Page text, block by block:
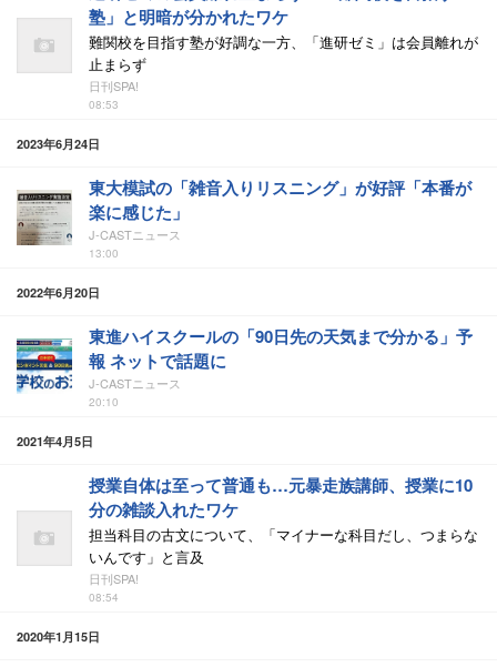
塾」と明暗が分かれたワケ
難関校を目指す塾が好調な一方、「進研ゼミ」は会員離れが
止まらず
日刊SPA!
08:53
2023年6月24日
東大模試の「雑音入りリスニング」が好評「本番が
楽に感じた」
J-CASTニュース
13:00
2022年6月20日
東進ハイスクールの「90日先の天気まで分かる」予
報 ネットで話題に
J-CASTニュース
20:10
2021年4月5日
授業自体は至って普通も…元暴走族講師、授業に10
分の雑談入れたワケ
担当科目の古文について、「マイナーな科目だし、つまらな
いんです」と言及
日刊SPA!
08:54
2020年1月15日